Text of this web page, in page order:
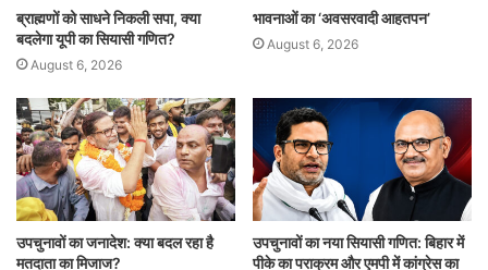
ब्राह्मणों को साधने निकली सपा, क्या
बदलेगा यूपी का सियासी गणित?
August 6, 2026
भावनाओं का ‘अवसरवादी आहतपन’
August 6, 2026
उपचुनावों का जनादेश: क्या बदल रहा है
मतदाता का मिजाज?
उपचुनावों का नया सियासी गणित: बिहार में
पीके का पराक्रम और एमपी में कांग्रेस का